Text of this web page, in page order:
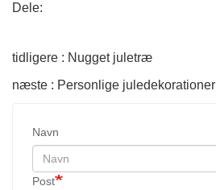
Dele:
tidligere : Nugget juletræ
næste : Personlige juledekorationer
Navn
Post